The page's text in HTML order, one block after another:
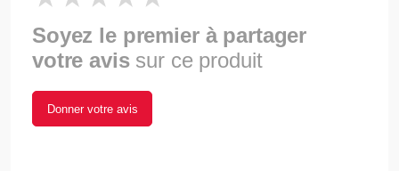
Soyez le premier à partager
votre avis sur ce produit
Donner votre avis